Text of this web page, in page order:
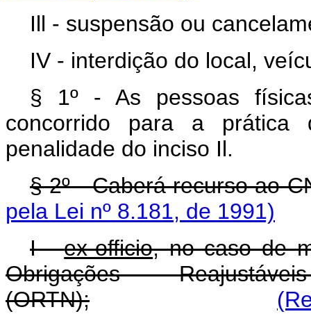
Ill - suspensão ou
IV - interdição do local,
§ 1º - As pessoas
concorrido para a
penalidade do inciso Il.
§ 2º - Caberá recurso ao
pela Lei nº 8.181, de 1991)
I -ex-officio, no caso de
Obrigações
(ORTN);